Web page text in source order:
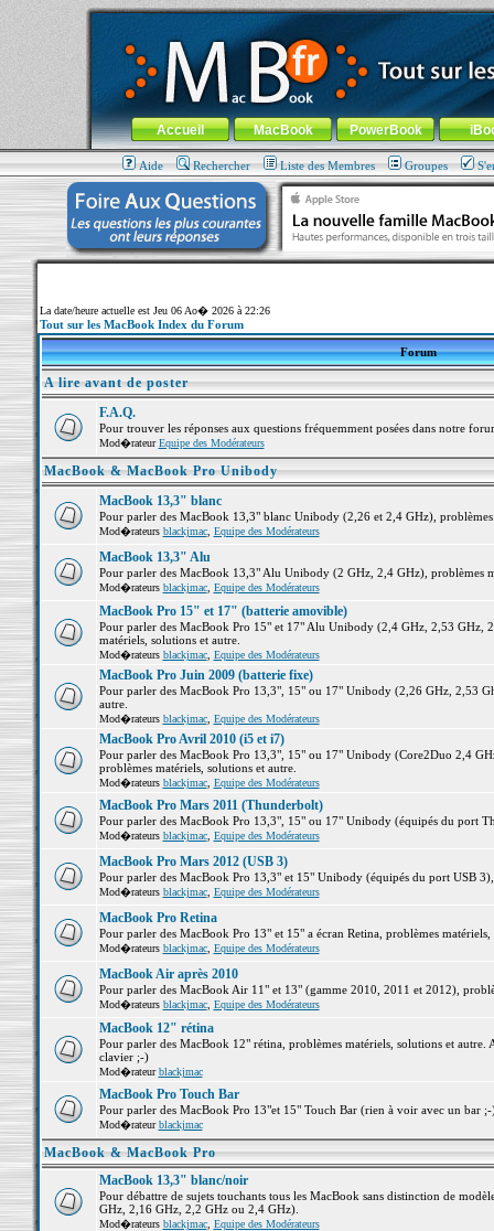
MacBook-fr.com : 100% Apple... 100% nomade !
Aller au contenu-Aller au menu général-Aller au menu de
Menu général
Accueil MacBook PowerBook
Aide Rechercher Liste des Membres Groupes
La date/heure actuelle est Jeu 06 Ao� 2026 à 22:26
Tout sur les MacBook Index du Forum
Forum
A lire avant de poster
F.A.Q.
Pour trouver les réponses aux questions fréquemment posées dans notre
Mod�rateurEquipe des Modérateurs
MacBook & MacBook Pro Unibody
MacBook 13,3" blanc
Pour parler des MacBook 13,3" blanc Unibody (2,26 et 2,4 GHz),
Mod�rateurs blackjmac, Equipe des Modérateurs
MacBook 13,3" Alu
Pour parler des MacBook 13,3" Alu Unibody (2 GHz, 2,4 GHz), problèmes
Mod�rateurs blackjmac, Equipe des Modérateurs
MacBook Pro 15" et 17" (batterie amovible)
Pour parler des MacBook Pro 15" et 17" Alu Unibody (2,4 GHz, 2,53 GHz,
matériels, solutions et autre.
Mod�rateurs blackjmac, Equipe des Modérateurs
MacBook Pro Juin 2009 (batterie fixe)
Pour parler des MacBook Pro 13,3", 15" ou 17" Unibody (2,26 GHz, 2,53
autre.
Mod�rateurs blackjmac, Equipe des Modérateurs
MacBook Pro Avril 2010 (i5 et i7)
Pour parler des MacBook Pro 13,3", 15" ou 17" Unibody (Core2Duo 2,4
problèmes matériels, solutions et autre.
Mod�rateurs blackjmac, Equipe des Modérateurs
MacBook Pro Mars 2011 (Thunderbolt)
Pour parler des MacBook Pro 13,3", 15" ou 17" Unibody (équipés du port
Mod�rateurs blackjmac, Equipe des Modérateurs
MacBook Pro Mars 2012 (USB 3)
Pour parler des MacBook Pro 13,3" et 15" Unibody (équipés du port USB
Mod�rateurs blackjmac, Equipe des Modérateurs
MacBook Pro Retina
Pour parler des MacBook Pro 13" et 15" a écran Retina, problèmes matériels,
Mod�rateurs blackjmac, Equipe des Modérateurs
MacBook Air après 2010
Pour parler des MacBook Air 11" et 13" (gamme 2010, 2011 et 2012),
Mod�rateurs blackjmac, Equipe des Modérateurs
MacBook 12" rétina
Pour parler des MacBook 12" rétina, problèmes matériels, solutions et
clavier ;-)
Mod�rateurblackjmac
MacBook Pro Touch Bar
Pour parler des MacBook Pro 13"et 15" Touch Bar (rien à voir avec un bar
Mod�rateurblackjmac
MacBook & MacBook Pro
MacBook 13,3" blanc/noir
Pour débattre de sujets touchants tous les MacBook sans distinction de
GHz, 2,16 GHz, 2,2 GHz ou 2,4 GHz).
Mod�rateurs blackjmac, Equipe des Modérateurs